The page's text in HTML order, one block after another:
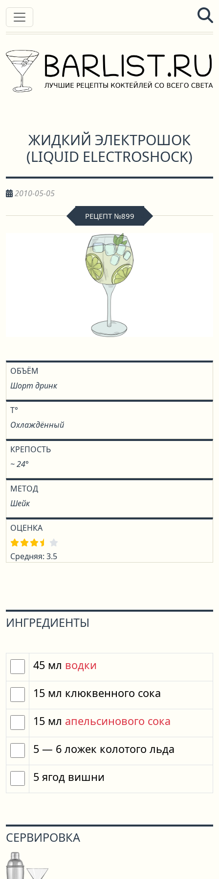
ЖИДКИЙ ЭЛЕКТРОШОК
(LIQUID ELECTROSHOCK)
2010-05-05
РЕЦЕПТ №899
ОБЪЁМ
Шорт дринк
T°
Охлаждённый
КРЕПОСТЬ
~ 24°
МЕТОД
Шейк
ОЦЕНКА
Средняя: 3.5
ИНГРЕДИЕНТЫ
45 мл водки
15 мл клюквенного сока
15 мл апельсинового сока
5 — 6 ложек колотого льда
5 ягод вишни
СЕРВИРОВКА